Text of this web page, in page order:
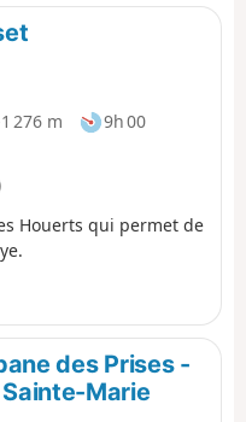
276 m
9h 00
Houerts qui permet de
des Prises -
Marie